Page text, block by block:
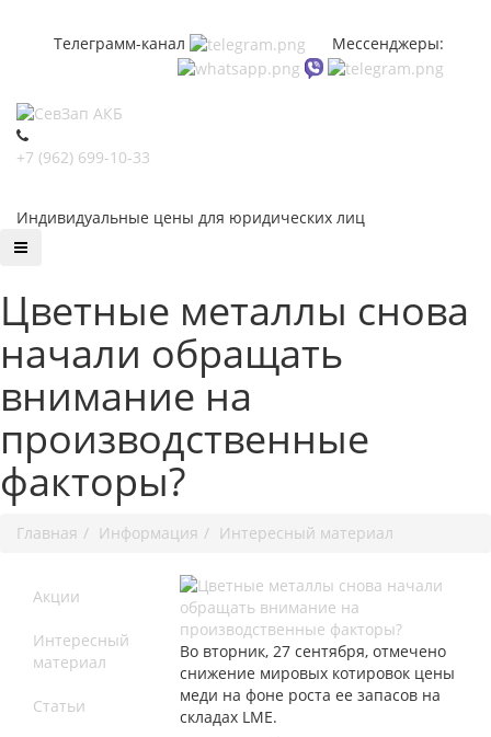
Телеграмм-канал Мессенджеры:
+7 (962) 699-10-33
Индивидуальные цены для юридических лиц
Цветные металлы снова
начали обращать
внимание на
производственные
факторы?
Главная Информация Интересный материал
Акции
Интересный
материал
Статьи
Во вторник, 27 сентября, отмечено
снижение мировых котировок цены
меди на фоне роста ее запасов на
складах LME.